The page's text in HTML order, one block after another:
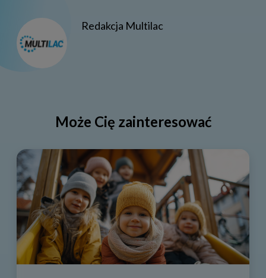
Redakcja Multilac
Może Cię zainteresować